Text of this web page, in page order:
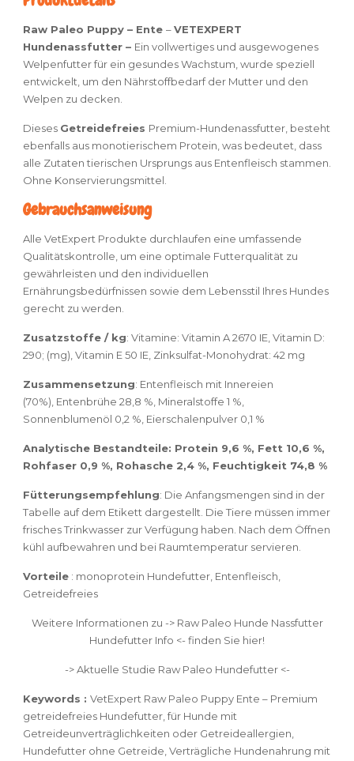
Raw Paleo Puppy – Ente –VETEXPERT
Hundenassfutter – Ein vollwertiges und ausgewogenes
Welpenfutter für ein gesundes Wachstum, wurde speziell
entwickelt, um den Nährstoffbedarf der Mutter und den
Welpen zu decken.
Dieses Getreidefreies Premium-Hundenassfutter, besteht
ebenfalls aus monotierischem Protein, was bedeutet, dass
alle Zutaten tierischen Ursprungs aus Entenfleisch stammen.
Ohne Konservierungsmittel.
Gebrauchsanweisung
Alle VetExpert Produkte durchlaufen eine umfassende
Qualitätskontrolle, um eine optimale Futterqualität zu
gewährleisten und den individuellen
Ernährungsbedürfnissen sowie dem Lebensstil Ihres Hundes
gerecht zu werden.
Zusatzstoffe / kg: Vitamine: Vitamin A 2670 IE, Vitamin D:
290; (mg), Vitamin E 50 IE, Zinksulfat-Monohydrat: 42 mg
Zusammensetzung: Entenfleisch mit Innereien
(70%), Entenbrühe 28,8 %, Mineralstoffe 1 %,
Sonnenblumenöl 0,2 %, Eierschalenpulver 0,1 %
Analytische Bestandteile: Protein 9,6 %, Fett 10,6 %,
Rohfaser 0,9 %, Rohasche 2,4 %, Feuchtigkeit 74,8 %
Fütterungsempfehlung: Die Anfangsmengen sind in der
Tabelle auf dem Etikett dargestellt. Die Tiere müssen immer
frisches Trinkwasser zur Verfügung haben. Nach dem Öffnen
kühl aufbewahren und bei Raumtemperatur servieren.
Vorteile: monoprotein Hundefutter, Entenfleisch,
Getreidefreies
Weitere Informationen zu -> Raw Paleo Hunde Nassfutter
Hundefutter Info <- finden Sie hier!
-> Aktuelle Studie Raw Paleo Hundefutter <-
Keywords : VetExpert Raw Paleo Puppy Ente – Premium
getreidefreies Hundefutter, für Hunde mit
Getreideunverträglichkeiten oder Getreideallergien,
Hundefutter ohne Getreide, Verträgliche Hundenahrung mit